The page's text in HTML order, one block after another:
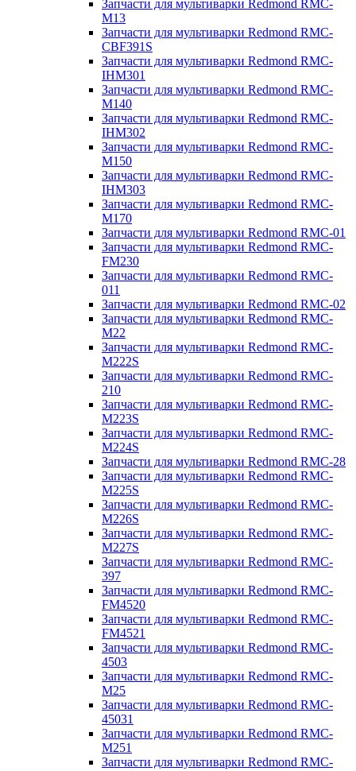
Запчасти для мультиварки Redmond RMC-
M13
Запчасти для мультиварки Redmond RMC-
CBF391S
Запчасти для мультиварки Redmond RMC-
IHM301
Запчасти для мультиварки Redmond RMC-
M140
Запчасти для мультиварки Redmond RMC-
IHM302
Запчасти для мультиварки Redmond RMC-
M150
Запчасти для мультиварки Redmond RMC-
IHM303
Запчасти для мультиварки Redmond RMC-
M170
Запчасти для мультиварки Redmond RMC-01
Запчасти для мультиварки Redmond RMC-
FM230
Запчасти для мультиварки Redmond RMC-
011
Запчасти для мультиварки Redmond RMC-02
Запчасти для мультиварки Redmond RMC-
M22
Запчасти для мультиварки Redmond RMC-
M222S
Запчасти для мультиварки Redmond RMC-
210
Запчасти для мультиварки Redmond RMC-
M223S
Запчасти для мультиварки Redmond RMC-
M224S
Запчасти для мультиварки Redmond RMC-28
Запчасти для мультиварки Redmond RMC-
M225S
Запчасти для мультиварки Redmond RMC-
M226S
Запчасти для мультиварки Redmond RMC-
M227S
Запчасти для мультиварки Redmond RMC-
397
Запчасти для мультиварки Redmond RMC-
FM4520
Запчасти для мультиварки Redmond RMC-
FM4521
Запчасти для мультиварки Redmond RMC-
4503
Запчасти для мультиварки Redmond RMC-
M25
Запчасти для мультиварки Redmond RMC-
45031
Запчасти для мультиварки Redmond RMC-
M251
Запчасти для мультиварки Redmond RMC-